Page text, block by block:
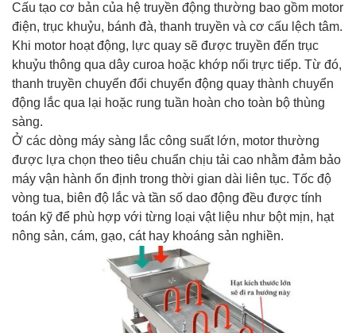
Cấu tạo cơ bản của hệ truyền động thường bao gồm motor
điện, trục khuỷu, bánh đà, thanh truyền và cơ cấu lệch tâm.
Khi motor hoạt động, lực quay sẽ được truyền đến trục
khuỷu thông qua dây curoa hoặc khớp nối trực tiếp. Từ đó,
thanh truyền chuyển đổi chuyển động quay thành chuyển
động lắc qua lại hoặc rung tuần hoàn cho toàn bộ thùng
sàng.
Ở các dòng máy sàng lắc công suất lớn, motor thường
được lựa chọn theo tiêu chuẩn chịu tải cao nhằm đảm bảo
máy vận hành ổn định trong thời gian dài liên tục. Tốc độ
vòng tua, biên độ lắc và tần số dao động đều được tính
toán kỹ để phù hợp với từng loại vật liệu như bột mịn, hạt
nông sản, cám, gạo, cát hay khoáng sản nghiền.